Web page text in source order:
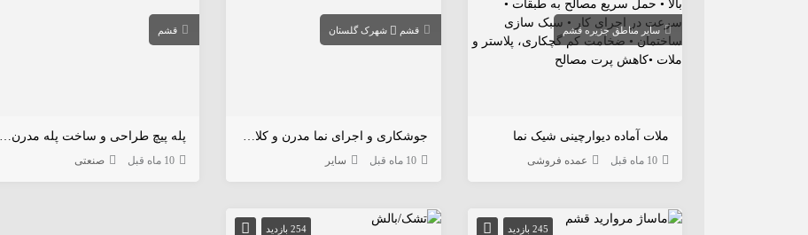
سایر مناطق جزیره قشم
ملات آماده دیوارچینی شیک نما
10 ماه قبل عمده فروشی
قشم شهرک گلستان
10 ماه قبل سایر
قشم
10 ماه قبل صنعتی
245 بازدید 254 بازدید